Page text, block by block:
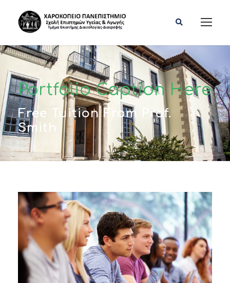
Portfolio Caption Here
Free Tuition From Prof.
Smith